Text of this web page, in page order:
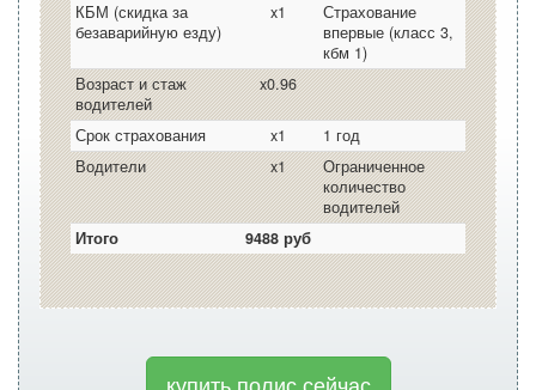
КБМ (скидка за
безаварийную езду)
x1
Страхование
впервые (класс 3,
кбм 1)
Возраст и стаж
водителей
x0.96
Срок страхования x1
1 год
Водители
x1
Ограниченное
количество
водителей
Итого
9488 руб